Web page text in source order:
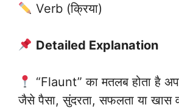
Verb (क्रिया)
Detailed Explanation
“Flaunt” का मतलब होता है
जैसे पैसा, सुंदरता, सफलता या खास